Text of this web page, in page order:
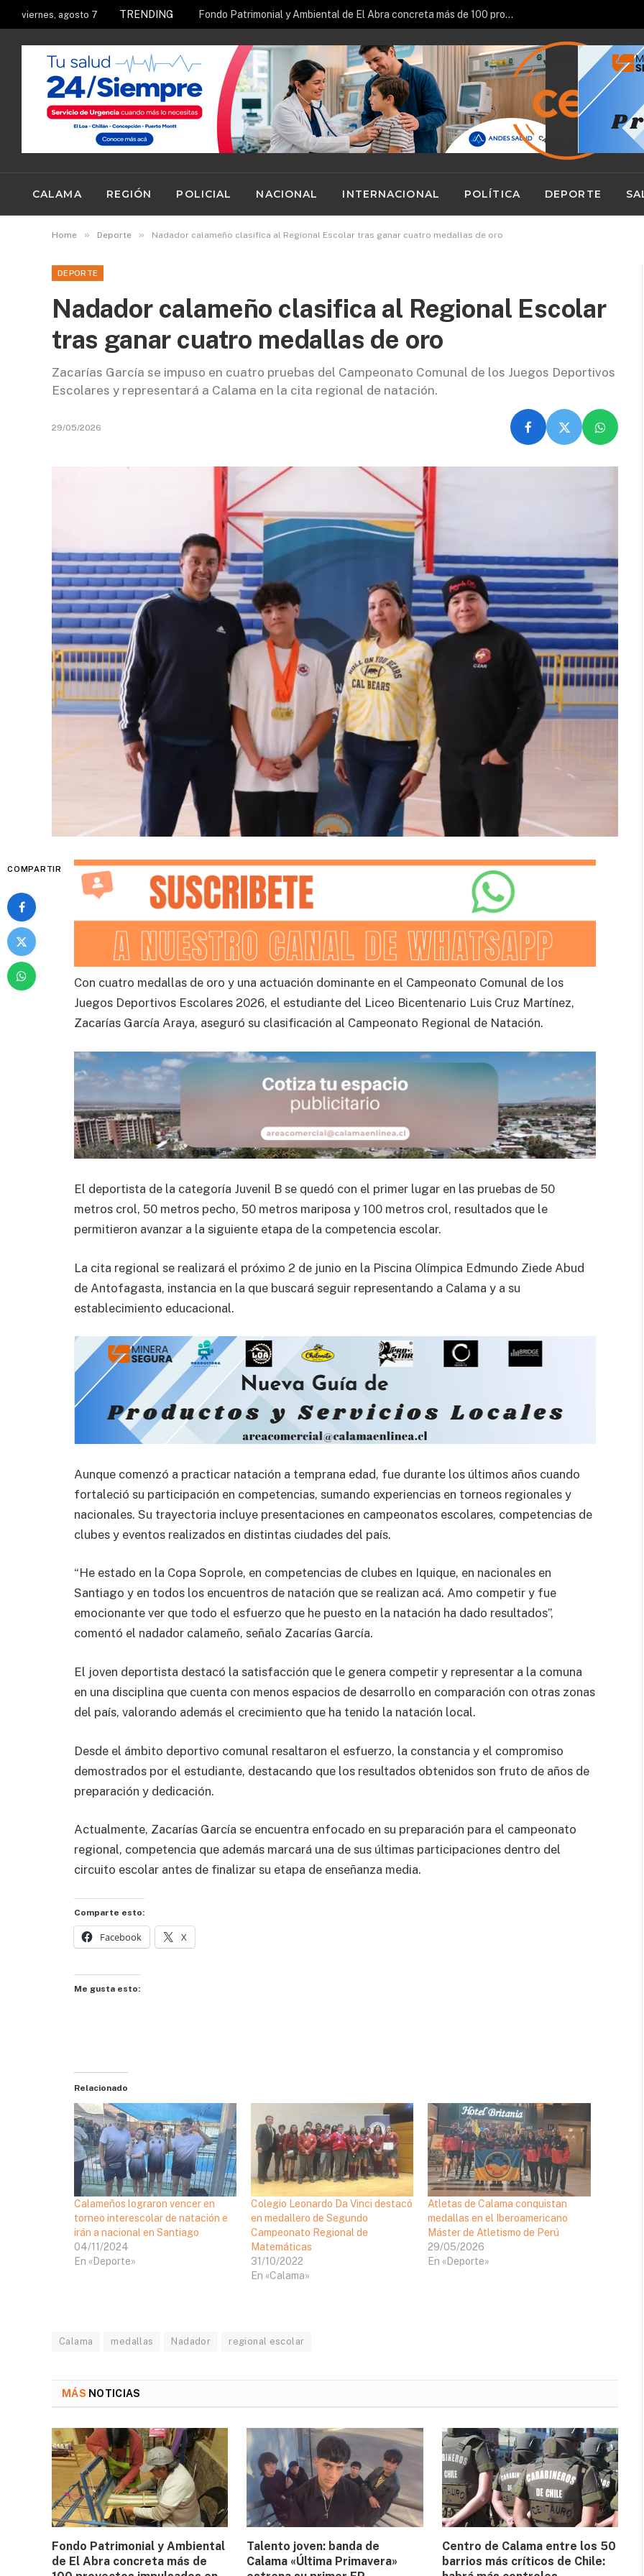
viernes, agosto 7 TRENDING Fondo Patrimonial y Ambiental de El Abra concreta más de 100 proyectos impulsados en la región
CALAMA REGIÓN POLICIAL NACIONAL INTERNACIONAL POLÍTICA DEPORTE
Home » Deporte » Nadador calameño clasifica al Regional Escolar tras ganar cuatro medallas de oro
DEPORTE
Nadador calameño clasifica al Regional Escolar
tras ganar cuatro medallas de oro
Zacarías García se impuso en cuatro pruebas del Campeonato Comunal de los Juegos Deportivos
Escolares y representará a Calama en la cita regional de natación.
29/05/2026
COMPARTIR
Con cuatro medallas de oro y una actuación dominante en el Campeonato Comunal de los
Juegos Deportivos Escolares 2026, el estudiante del Liceo Bicentenario Luis Cruz Martínez,
Zacarías García Araya, aseguró su clasificación al Campeonato Regional de Natación.
El deportista de la categoría Juvenil B se quedó con el primer lugar en las pruebas de 50
metros crol, 50 metros pecho, 50 metros mariposa y 100 metros crol, resultados que le
permitieron avanzar a la siguiente etapa de la competencia escolar.
La cita regional se realizará el próximo 2 de junio en la Piscina Olímpica Edmundo Ziede Abud
de Antofagasta, instancia en la que buscará seguir representando a Calama y a su
establecimiento educacional.
Aunque comenzó a practicar natación a temprana edad, fue durante los últimos años cuando
fortaleció su participación en competencias, sumando experiencias en torneos regionales y
nacionales. Su trayectoria incluye presentaciones en campeonatos escolares, competencias de
clubes y eventos realizados en distintas ciudades del país.
“He estado en la Copa Soprole, en competencias de clubes en Iquique, en nacionales en
Santiago y en todos los encuentros de natación que se realizan acá. Amo competir y fue
emocionante ver que todo el esfuerzo que he puesto en la natación ha dado resultados”,
comentó el nadador calameño, señalo Zacarías García.
El joven deportista destacó la satisfacción que le genera competir y representar a la comuna
en una disciplina que cuenta con menos espacios de desarrollo en comparación con otras zonas
del país, valorando además el crecimiento que ha tenido la natación local.
Desde el ámbito deportivo comunal resaltaron el esfuerzo, la constancia y el compromiso
demostrados por el estudiante, destacando que los resultados obtenidos son fruto de años de
preparación y dedicación.
Actualmente, Zacarías García se encuentra enfocado en su preparación para el campeonato
regional, competencia que además marcará una de sus últimas participaciones dentro del
circuito escolar antes de finalizar su etapa de enseñanza media.
Comparte esto:
Facebook X
Me gusta esto:
Relacionado
Calameños lograron vencer en
torneo interescolar de natación e
irán a nacional en Santiago
04/11/2024
En «Deporte»
Colegio Leonardo Da Vinci destacó
en medallero de Segundo
Campeonato Regional de
Matemáticas
31/10/2022
En «Calama»
Atletas de Calama conquistan
medallas en el Iberoamericano
Máster de Atletismo de Perú
29/05/2026
En «Deporte»
Calama medallas Nadador regional escolar
MÁS NOTICIAS
Fondo Patrimonial y Ambiental
de El Abra concreta más de
Talento joven: banda de
Calama «Última Primavera»
Centro de Calama entre los 50
barrios más críticos de Chile: